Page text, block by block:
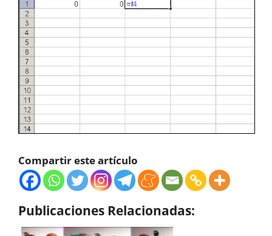
Compartir este artículo
Publicaciones Relacionadas: